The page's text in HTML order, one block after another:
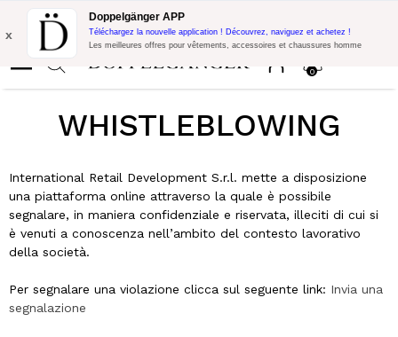
Promo Flash: 10% de réduction supplémentaire sur 300€ d'achat
avec le code:
0
x
Doppelgänger APP
Téléchargez la nouvelle application ! Découvrez, naviguez et achetez !
Les meilleures offres pour vêtements, accessoires et chaussures homme
WHISTLEBLOWING
International Retail Development S.r.l. mette a disposizione
una piattaforma online attraverso la quale è possibile
segnalare, in maniera confidenziale e riservata, illeciti di cui si
è venuti a conoscenza nell’ambito del contesto lavorativo
della società.
Per segnalare una violazione clicca sul seguente link: Invia una
segnalazione